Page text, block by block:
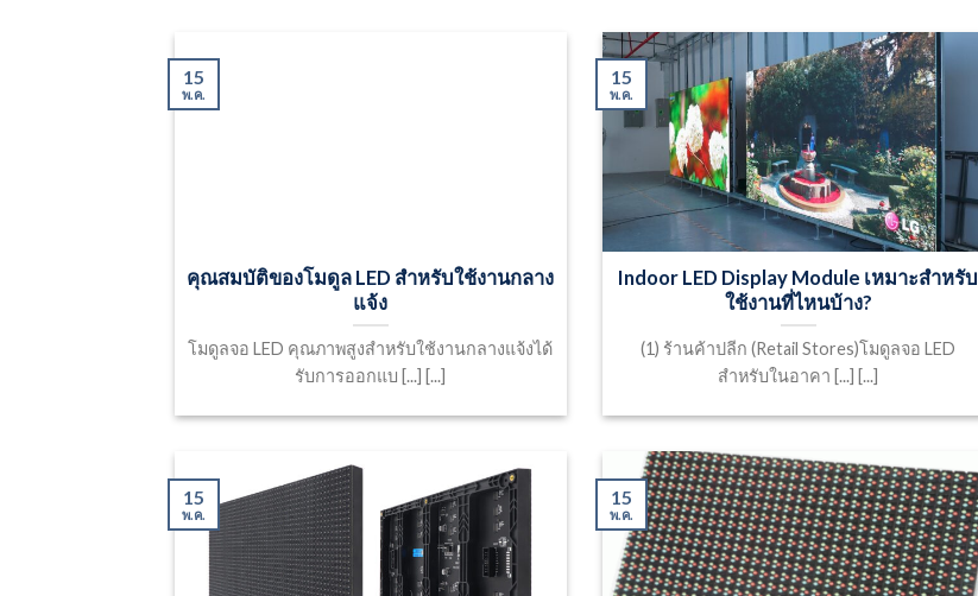
คุณสมบัติของโมดูล LED สำหรับใช้งานกลาง
แจ้ง
โมดูลจอ LED คุณภาพสูงสำหรับใช้งานกลางแจ้งได้
รับการออกแบ [...] [...]
15
พ.ค.
Indoor LED Display Module เหมาะสำหรับ
ใช้งานที่ไหนบ้าง?
(1) ร้านค้าปลีก (Retail Stores)โมดูลจอ LED
สำหรับในอาคา [...] [...]
15
พ.ค.
15
พ.ค.
15
พ.ค.